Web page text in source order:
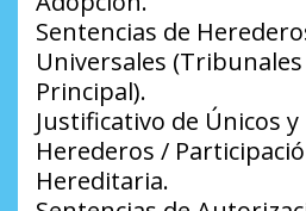
Sentencias de
Universales
Principal).
Justificativo de Únicos
Herederos /
Hereditaria.